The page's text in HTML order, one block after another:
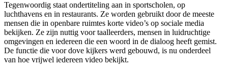
Tegenwoordig staat ondertiteling aan in sportscholen, op
luchthavens en in restaurants. Ze worden gebruikt door de meeste
mensen die in openbare ruimtes korte video’s op sociale media
bekijken. Ze zijn nuttig voor taalleerders, mensen in luidruchtige
omgevingen en iedereen die een woord in de dialoog heeft gemist.
De functie die voor dove kijkers werd gebouwd, is nu onderdeel
van hoe vrijwel iedereen video bekijkt.